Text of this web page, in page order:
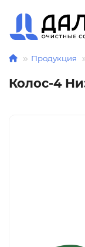
Продукция
Колос-4